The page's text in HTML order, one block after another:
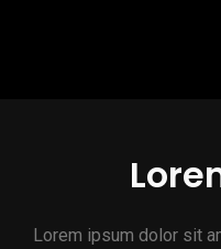
Lorem ipsum dolor sit